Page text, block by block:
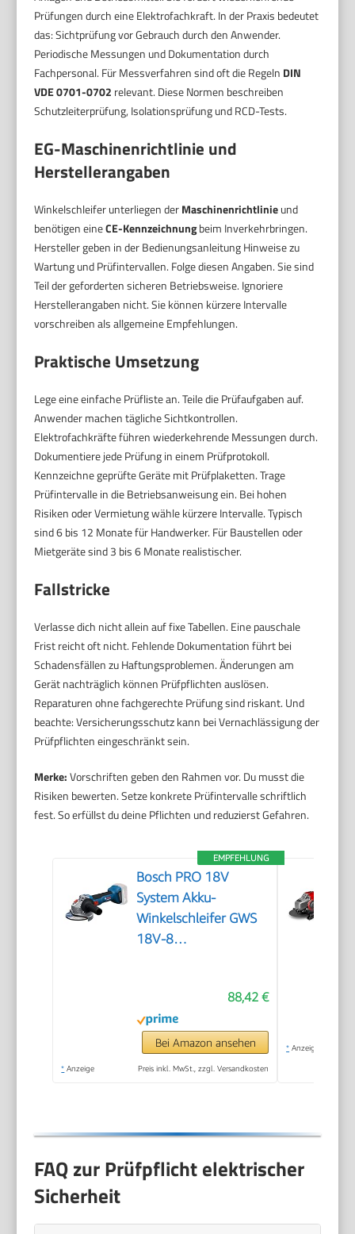
Prüfungen durch eine Elektrofachkraft. In der Praxis bedeutet
das: Sichtprüfung vor Gebrauch durch den Anwender.
Periodische Messungen und Dokumentation durch
Fachpersonal. Für Messverfahren sind oft die Regeln DIN
VDE 0701-0702 relevant. Diese Normen beschreiben
Schutzleiterprüfung, Isolationsprüfung und RCD-Tests.
EG-Maschinenrichtlinie und
Herstellerangaben
Winkelschleifer unterliegen derMaschinenrichtlinieund
benötigen eineCE-Kennzeichnungbeim Inverkehrbringen.
Hersteller geben in der Bedienungsanleitung Hinweise zu
Wartung und Prüfintervallen. Folge diesen Angaben. Sie sind
Teil der geforderten sicheren Betriebsweise. Ignoriere
Herstellerangaben nicht. Sie können kürzere Intervalle
vorschreiben als allgemeine Empfehlungen.
Praktische Umsetzung
Lege eine einfache Prüfliste an. Teile die Prüfaufgaben auf.
Anwender machen tägliche Sichtkontrollen.
Elektrofachkräfte führen wiederkehrende Messungen durch.
Dokumentiere jede Prüfung in einem Prüfprotokoll.
Kennzeichne geprüfte Geräte mit Prüfplaketten. Trage
Prüfintervalle in die Betriebsanweisung ein. Bei hohen
Risiken oder Vermietung wähle kürzere Intervalle. Typisch
sind 6 bis 12 Monate für Handwerker. Für Baustellen oder
Mietgeräte sind 3 bis 6 Monate realistischer.
Fallstricke
Verlasse dich nicht allein auf fixe Tabellen. Eine pauschale
Frist reicht oft nicht. Fehlende Dokumentation führt bei
Schadensfällen zu Haftungsproblemen. Änderungen am
Gerät nachträglich können Prüfpflichten auslösen.
Reparaturen ohne fachgerechte Prüfung sind riskant. Und
beachte: Versicherungsschutz kann bei Vernachlässigung der
Prüfpflichten eingeschränkt sein.
Merke:Vorschriften geben den Rahmen vor. Du musst die
Risiken bewerten. Setze konkrete Prüfintervalle schriftlich
fest. So erfüllst du deine Pflichten und reduzierst Gefahren.
EMPFEHLUNG
Bosch PRO 18V
System Akku-
Winkelschleifer GWS
18V-8
88,42 €
Bei Amazon ansehen
* Anzeige Preis inkl. MwSt., zzgl. Versandkosten
* Anzeige
FAQ zur Prüfpflicht elektrischer
Sicherheit